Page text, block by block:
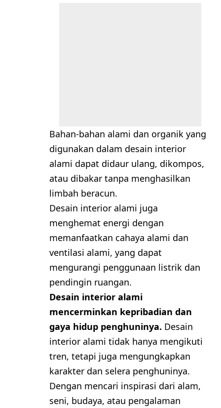
Bahan-bahan alami dan organik yang
digunakan dalam desain interior
alami dapat didaur ulang, dikompos,
atau dibakar tanpa menghasilkan
limbah beracun.
Desain interior alami juga
menghemat energi dengan
memanfaatkan cahaya alami dan
ventilasi alami, yang dapat
mengurangi penggunaan listrik dan
pendingin ruangan.
Desain interior alami
mencerminkan kepribadian dan
gaya hidup penghuninya. Desain
interior alami tidak hanya mengikuti
tren, tetapi juga mengungkapkan
karakter dan selera penghuninya.
Dengan mencari inspirasi dari alam,
seni, budaya, atau pengalaman